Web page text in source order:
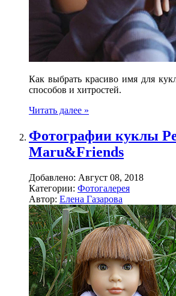
Как выбрать красиво имя для
способов и хитростей.
Читать далее »
Фотографии куклы
Maru&Friends
Добавлено: Август 08, 2018
Категории: Фотогалерея
Автор: Елена Газарова